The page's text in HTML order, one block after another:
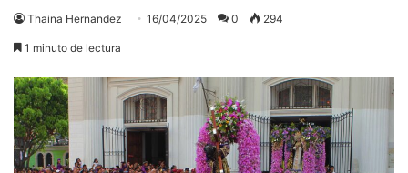
Thaina Hernandez 16/04/2025 0 294
1 minuto de lectura